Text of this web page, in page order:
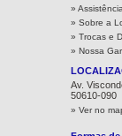
»
» Sobre a
» Trocas e
» Nossa
Av.
50610-090
» Ver no